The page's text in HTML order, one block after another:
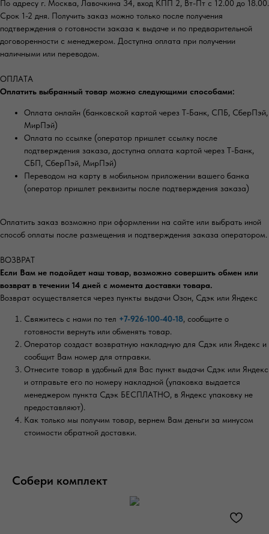
По адресу г. Москва, Лавочкина 34, вход КПП 2, Вт-Пт с 12.00 до 18.00.
Срок 1-2 дня. Получить заказ можно только после получения
подтверждения о готовности заказа к выдаче и по предварительной
договоренности с менеджером. Доступна оплата при получении
наличными или переводом.
ОПЛАТА
Оплатить выбранный товар можно следующими способами:
Оплата онлайн (банковской картой через Т-Банк, СПБ, СберПэй,
МирПэй)
Оплата по ссылке (оператор пришлет ссылку после
подтверждения заказа, доступна оплата картой через Т-Банк,
СБП, СберПэй, МирПэй)
Переводом на карту в мобильном приложении вашего банка
(оператор пришлет реквизиты после подтверждения заказа)
Оплатить заказ возможно при оформлении на сайте или выбрать иной
способ оплаты после размещения и подтверждения заказа оператором.
ВОЗВРАТ
Если Вам не подойдет наш товар, возможно совершить обмен или
возврат в течении 14 дней с момента доставки товара.
Возврат осуществляется через пункты выдачи Озон, Сдэк или Яндекс
Свяжитесь с нами по тел +7-926-100-40-18, сообщите о
готовности вернуть или обменять товар.
Оператор создаст возвратную накладную для Сдэк или Яндекс и
сообщит Вам номер для отправки.
Отнесите товар в удобный для Вас пункт выдачи Сдэк или Яндекс
и отправьте его по номеру накладной (упаковка выдается
менеджером пункта Сдэк БЕСПЛАТНО, в Яндекс упаковку не
предоставляют).
Как только мы получим товар, вернем Вам деньги за минусом
стоимости обратной доставки.
Собери комплект